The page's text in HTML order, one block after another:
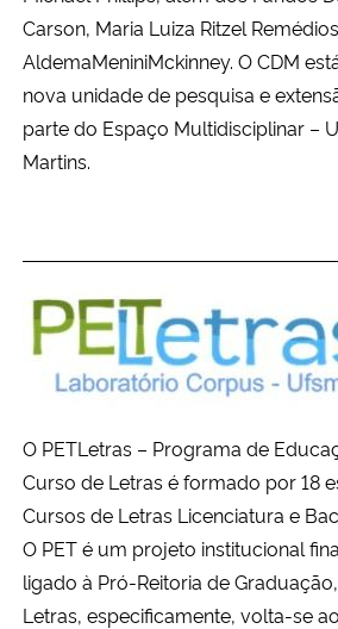
Carson, Maria Luiza Ritzel
AldemaMeniniMckinney. O CDM
nova unidade de pesquisa e
parte do Espaço Multidisciplinar –
Martins.
O PETLetras – Programa de
Curso de Letras é formado por 18
Cursos de Letras Licenciatura e
O PET é um projeto institucional
ligado à Pró-Reitoria de
Letras, especificamente, volta-se